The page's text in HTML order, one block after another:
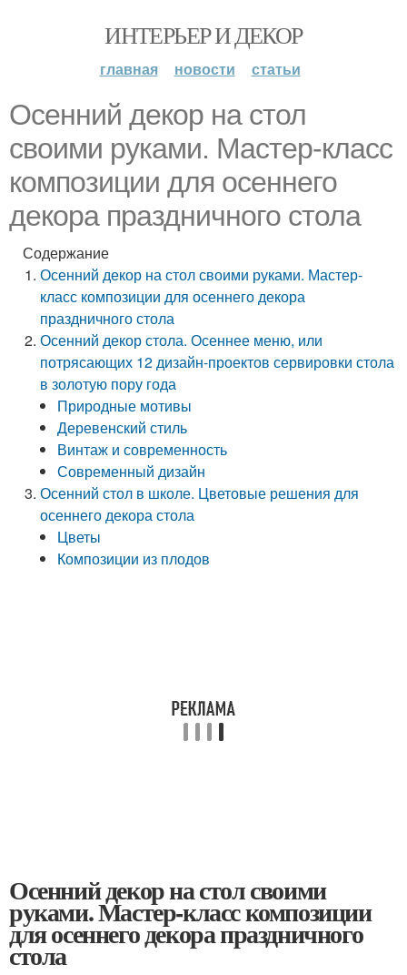
ИНТЕРЬЕР И ДЕКОР
главная новости статьи
Осенний декор на стол
своими руками. Мастер-класс
композиции для осеннего
декора праздничного стола
Содержание
Осенний декор на стол своими руками. Мастер-
класс композиции для осеннего декора
праздничного стола
Осенний декор стола. Осеннее меню, или
потрясающих 12 дизайн-проектов сервировки стола
в золотую пору года
Природные мотивы
Деревенский стиль
Винтаж и современность
Современный дизайн
Осенний стол в школе. Цветовые решения для
осеннего декора стола
Цветы
Композиции из плодов
Осенний декор на стол своими
руками. Мастер-класс композиции
для осеннего декора праздничного
стола